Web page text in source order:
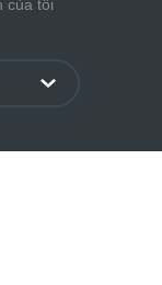
của tôi